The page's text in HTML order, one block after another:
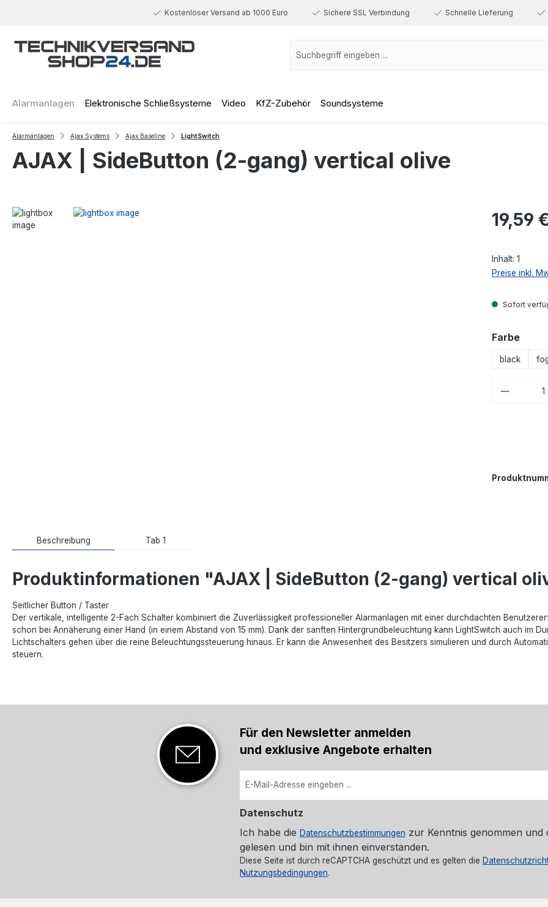
Kostenloser Versand ab 1000 Euro Sichere SSL Verbindung Schnelle Lieferung
Alarmanlagen Elektronische Schließsysteme Video KfZ-Zubehör Soundsysteme
Alarmanlagen Ajax Systems Ajax Baseline LightSwitch
AJAX | SideButton (2-gang) vertical olive
Regulärer Preis:
19,59 €
Inhalt: 1
Preise inkl.
Sofort
Farbe
black
Beschreibung Tab 1
Produktinformationen "AJAX | SideButton (2-gang) vertical
Seitlicher Button / Taster
Der vertikale, intelligente 2-Fach Schalter kombiniert die Zuverlässigkeit professioneller Alarmanlagen mit einer durchdachten
schon bei Annäherung einer Hand (in einem Abstand von 15 mm). Dank der sanften Hintergrundbeleuchtung kann LightSwitch auch im
Lichtschalters gehen über die reine Beleuchtungssteuerung hinaus. Er kann die Anwesenheit des Besitzers simulieren und durch
steuern.
Für den Newsletter anmelden
und exklusive Angebote erhalten
Datenschutz
Ich habe die Datenschutzbestimmungen zur Kenntnis genommen und
gelesen und bin mit ihnen einverstanden.
Diese Seite ist durch reCAPTCHA geschützt und es gelten die
Nutzungsbedingungen.